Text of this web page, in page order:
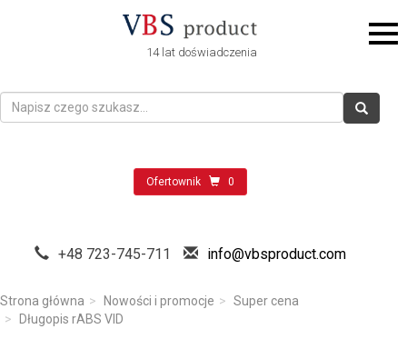
14 lat doświadczenia
Ofertownik 0
+48 723-745-711 info@vbsproduct.com
Strona główna Nowości i promocje
Super cena
Długopis rABS VID